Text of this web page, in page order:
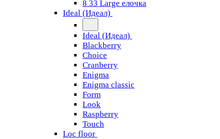
8 33 Large елочка
Ideal (Идеал)
Ideal (Идеал)
Blackberry
Choice
Cranberry
Enigma
Enigma classic
Form
Look
Raspberry
Touch
Loc floor